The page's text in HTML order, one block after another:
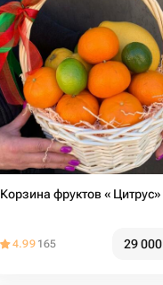
Корзина фруктов « Цитрус»
4.99 165 29 000